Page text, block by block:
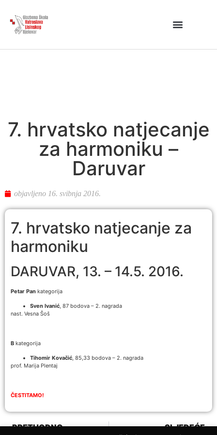
7. hrvatsko natjecanje
za harmoniku –
Daruvar
objavljeno 16. svibnja 2016.
7. hrvatsko natjecanje za
harmoniku
DARUVAR, 13. – 14.5. 2016.
Petar Pan kategorija
Sven Ivanić, 87 bodova – 2. nagrada
nast. Vesna Šoš
B kategorija
Tihomir Kovačić, 85,33 bodova – 2. nagrada
prof. Marija Plentaj
ČESTITAMO!
PRETHODNO SLJEDEĆE